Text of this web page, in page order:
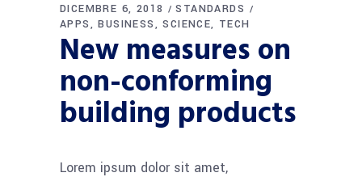
DICEMBRE 6, 2018
STANDARDS
APPS
BUSINESS SCIENCE TECH
New measures on
non-conforming
building products
Lorem ipsum dolor sit amet,